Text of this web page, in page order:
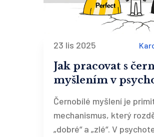
23 lis 2025
Jak pracovat s
myšlením v
Přístupy k
hraničních poruch
Černobílé myšlení je
mechanismus, který
„dobré“ a „zlé“. V